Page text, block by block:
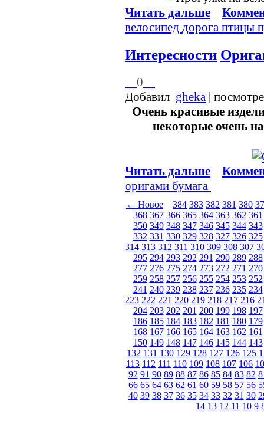
Читать дальше
велосипед дорога птицы
Интересности
0
Добавил gheka |
Очень красивые
некоторые очень
Читать дальше
оригами бумага
← Новое 384 383 382 381 380
368 367 366 365 364 363 362 361
350 349 348 347 346 345 344 343
332 331 330 329 328 327 326 325
314 313 312 311 310 309 308 307
295 294 293 292 291 290 289 288
277 276 275 274 273 272 271 270
259 258 257 256 255 254 253 252
241 240 239 238 237 236 235 234
223 222 221 220 219 218 217 216
204 203 202 201 200 199 198 197
186 185 184 183 182 181 180 179
168 167 166 165 164 163 162 161
150 149 148 147 146 145 144 143
132 131 130 129 128 127 126 125
113 112 111 110 109 108 107 106
92 91 90 89 88 87 86 85 84 83 82
66 65 64 63 62 61 60 59 58 57 56
40 39 38 37 36 35 34 33 32 31 30
14 13 12 11 10 9